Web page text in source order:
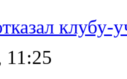
клубу-
11:25